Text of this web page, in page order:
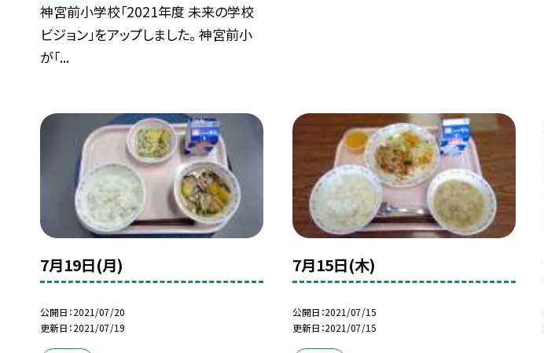
神宮前小学校「2021年度 未来の学校
ビジョン」をアップしました。 神宮前小
が「...
7月19日(月)
公開日 2021/07/20
更新日 2021/07/19
7月15日(木)
公開日 2021/07/15
更新日 2021/07/15